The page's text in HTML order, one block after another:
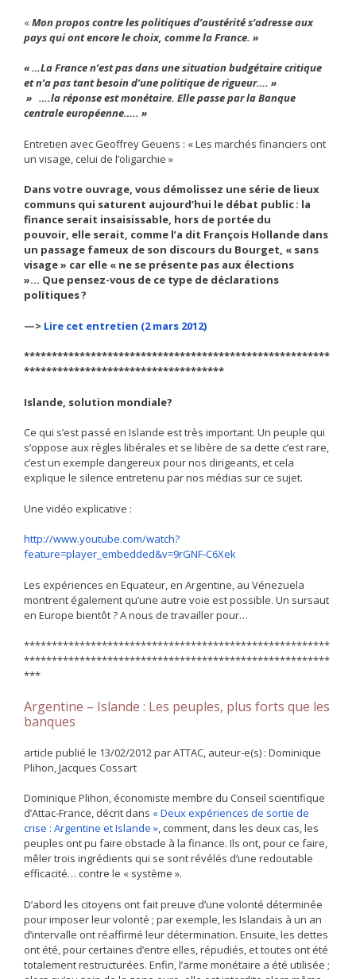
«Mon propos contre les politiques d’austérité s’adresse aux
pays qui ont encore le choix, comme la France. »
« …La France n’est pas dans une situation budgétaire critique
et n’a pas tant besoin d’une politique de rigueur…. »
» ….la réponse est monétaire. Elle passe par la Banque
centrale européenne….. »
Entretien avec Geoffrey Geuens : « Les marchés financiers ont
un visage, celui de l’oligarchie »
Dans votre ouvrage, vous démolissez une série de lieux
communs qui saturent aujourd’hui le débat public : la
finance serait insaisissable, hors de portée du
pouvoir, elle serait, comme l’a dit François Hollande dans
un passage fameux de son discours du Bourget, « sans
visage » car elle « ne se présente pas aux élections
»… Que pensez-vous de ce type de déclarations
politiques ?
—> Lire cet entretien (2 mars 2012)
*******************************************************
************************************
Islande, solution mondiale?
Ce qui s’est passé en Islande est très important. Un peuple qui
s’oppose aux règles libérales et se libère de sa dette c’est rare,
c’est un exemple dangereux pour nos dirigeants, et cela
explique le silence entretenu par nos médias sur ce sujet.
Une vidéo explicative :
http://www.youtube.com/watch?
feature=player_embedded&v=9rGNF-C6Xek
Les expériences en Equateur, en Argentine, au Vénezuela
montrent également qu’une autre voie est possible. Un sursaut
en Europe bientôt ? A nous de travailler pour…
*******************************************************
*******************************************************
***
Argentine – Islande : Les peuples, plus forts que les
banques
article publié le 13/02/2012 par ATTAC, auteur-e(s) : Dominique
Plihon, Jacques Cossart
Dominique Plihon, économiste membre du Conseil scientifique
d’Attac-France, décrit dans « Deux expériences de sortie de
crise : Argentine et Islande », comment, dans les deux cas, les
peuples ont pu faire obstacle à la finance. Ils ont, pour ce faire,
mêler trois ingrédients qui se sont révélés d’une redoutable
efficacité… contre le « système ».
D’abord les citoyens ont fait preuve d’une volonté déterminée
pour imposer leur volonté ; par exemple, les Islandais à un an
d’intervalle ont réaffirmé leur détermination. Ensuite, les dettes
ont été, pour certaines d’entre elles, répudiés, et toutes ont été
totalement restructurées. Enfin, l’arme monétaire a été utilisée ;